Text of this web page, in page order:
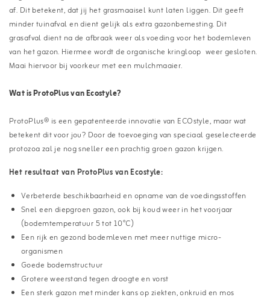
af. Dit betekent, dat jij het grasmaaisel kunt laten liggen. Dit geeft
minder tuinafval en dient gelijk als extra gazonbemesting. Dit
grasafval dient na de afbraak weer als voeding voor het bodemleven
van het gazon. Hiermee wordt de organische kringloop weer gesloten.
Maai hiervoor bij voorkeur met een mulchmaaier.
Wat is ProtoPlus van Ecostyle?
ProtoPlus® is een gepatenteerde innovatie van ECOstyle, maar wat
betekent dit voor jou? Door de toevoeging van speciaal geselecteerde
protozoa zal je nog sneller een prachtig groen gazon krijgen.
Het resultaat van ProtoPlus van Ecostyle:
Verbeterde beschikbaarheid en opname van de voedingsstoffen
Snel een diepgroen gazon, ook bij koud weer in het voorjaar
(bodemtemperatuur 5 tot 10°C)
Een rijk en gezond bodemleven met meer nuttige micro-
organismen
Goede bodemstructuur
Grotere weerstand tegen droogte en vorst
Een sterk gazon met minder kans op ziekten, onkruid en mos